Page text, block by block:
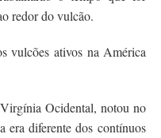
redor do vulcão.
vulcões ativos na América
Ocidental, notou no
era diferente dos contínuos